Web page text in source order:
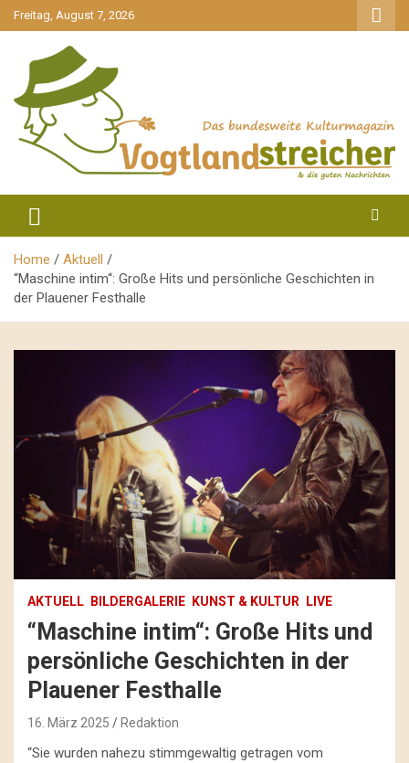
gehe
zum
Freitag, August 7, 2026
Vogtlandstreicher
Home
Aktuell
“Maschine intim“: Große Hits und persönliche Geschichten in
der Plauener Festhalle
AKTUELL BILDERGALERIE KUNST & KULTUR LIVE
“Maschine intim“: Große Hits und
persönliche Geschichten in der
Plauener Festhalle
16. März 2025 Redaktion
“Sie wurden nahezu stimmgewaltig getragen vom